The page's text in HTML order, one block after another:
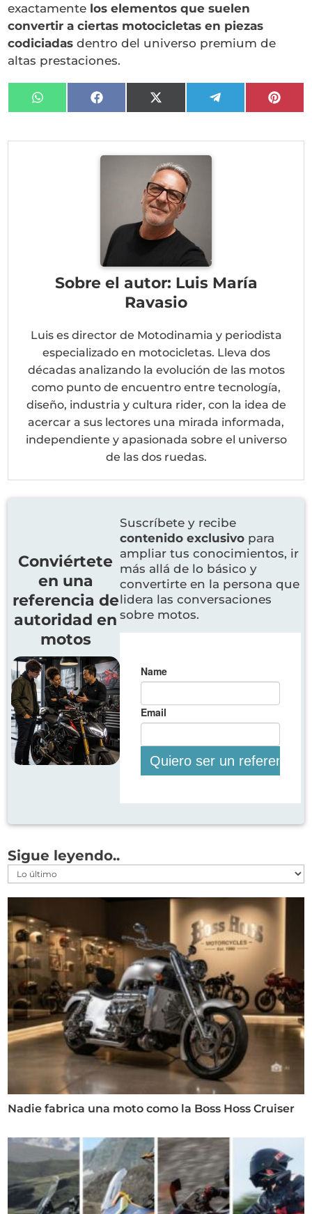
exactamente los elementos que suelen
convertir a ciertas motocicletas en piezas
codiciadas dentro del universo premium de
altas prestaciones.
Compartir
en
Compartir
en
Compartir
en
(Twitter)
Compartir
en
en
Sobre el autor: Luis María
Ravasio
Luis es director de Motodinamia y periodista
especializado en motocicletas. Lleva dos
décadas analizando la evolución de las motos
como punto de encuentro entre tecnología,
diseño, industria y cultura rider, con la idea de
acercar a sus lectores una mirada informada,
independiente y apasionada sobre el universo
de las dos ruedas.
Conviértete
en una
referencia de
autoridad en
motos
Suscríbete y recibe
contenido exclusivo para
ampliar tus conocimientos, ir
más allá de lo básico y
convertirte en la persona que
lidera las conversaciones
sobre motos.
Sigue leyendo..
Nadie fabrica una moto como la Boss Hoss Cruiser